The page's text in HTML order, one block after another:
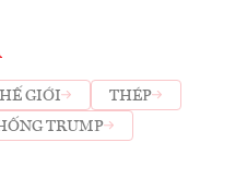
GIỚI
THÉP
TRUMP